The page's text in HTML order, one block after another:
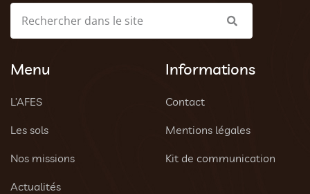
Menu
L’AFES
Les sols
Nos missions
Actualités
Informations
Contact
Mentions légales
Kit de communication